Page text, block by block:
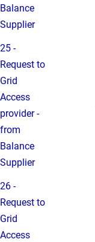
Balance
Supplier
25 -
Request to
Grid
Access
provider -
from
Balance
Supplier
26 -
Request to
Grid
Access